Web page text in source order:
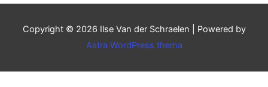
Copyright © 2026 Ilse Van der Schraelen | Powered by
Astra WordPress thema